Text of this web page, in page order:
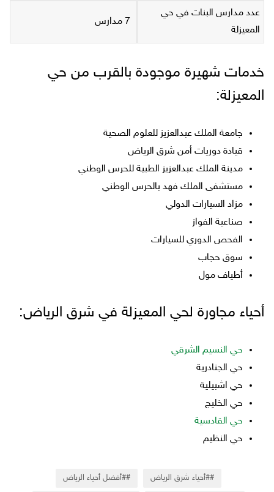
عدد مدارس البنات في حي
المعيزلة
7 مدارس
خدمات شهيرة موجودة بالقرب من حي
المعيزلة:
جامعة الملك عبدالعزيز للعلوم الصحية
قيادة دوريات أمن شرق الرياض
مدينة الملك عبدالعزيز الطبية للحرس الوطني
مستشفى الملك فهد بالحرس الوطني
مزاد السيارات الدولي
صناعية الفواز
الفحص الدوري للسيارات
سوق حجاب
أطياف مول
أحياء مجاورة لحي المعيزلة في شرق الرياض:
حي النسيم الشرقي
حي الجنادرية
حي اشبيلية
حي الخليج
حي القادسية
حي النظيم
#أحياء شرق الرياض #أفضل أحياء الرياض